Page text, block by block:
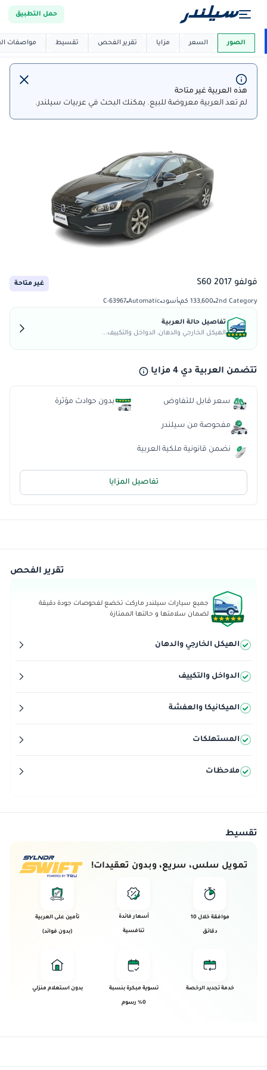
حمل التطبيق
العربية دي ماركت
هذه العربية غير متاحة
لم تعد العربية معروضة للبيع. يمكنك البحث في عربيات سيلندر.
فولفو S60 2017 غير متاحة
2nd Category 133,600 كم أسود Automatic
C-63967
تفاصيل حالة العربية
الهيكل الخارجي والدهان, الدواخل والتكييف...
تتضمن العربية دي 4 مزايا
سعر قابل للتفاوض
مفحوصة من سيلندر
نضمن قانونية ملكية العربية
بدون حوادث مؤثرة
تفاصيل المزايا
الصور السعر مزايا تقرير الفحص تقسيط مواصفات
تقرير الفحص
جميع سيارات سيلندر ماركت تخضع لفحوصات جودة دقيقة
لضمان سلامتها و حالتها الممتازة
الهيكل الخارجي والدهان
الدواخل والتكييف
الميكانيكا والعفشة
المستهلكات
ملاحظات
تقسيط
تمويل سلس، سريع، وبدون تعقيدات!
موافقة خلال 10
دقائق
أسعار فائدة
تنافسية
تأمين على العربية
(بدون فوائد)
خدمة تجديد الرخصة تسوية مبكرة بنسبة
0% رسوم
بدون استعلام منزلي